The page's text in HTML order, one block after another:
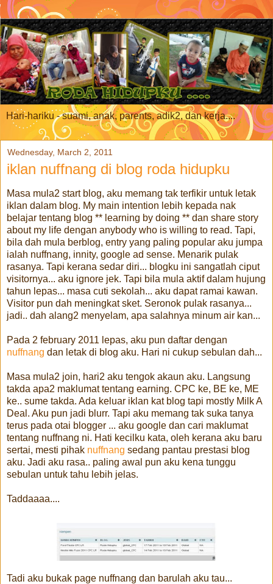
Hari-hariku - suami, anak, parents, adik2, dan kerja....
Wednesday, March 2, 2011
iklan nuffnang di blog roda hidupku
Masa mula2 start blog, aku memang tak terfikir untuk letak
iklan dalam blog. My main intention lebih kepada nak
belajar tentang blog ** learning by doing ** dan share story
about my life dengan anybody who is willing to read. Tapi,
bila dah mula berblog, entry yang paling popular aku jumpa
ialah nuffnang, innity, google ad sense. Menarik pulak
rasanya. Tapi kerana sedar diri... blogku ini sangatlah ciput
visitornya... aku ignore jek. Tapi bila mula aktif dalam hujung
tahun lepas... masa cuti sekolah... aku dapat ramai kawan.
Visitor pun dah meningkat sket. Seronok pulak rasanya...
jadi.. dah alang2 menyelam, apa salahnya minum air kan...
Pada 2 february 2011 lepas, aku pun daftar dengan
nuffnang dan letak di blog aku. Hari ni cukup sebulan dah...
Masa mula2 join, hari2 aku tengok akaun aku. Langsung
takda apa2 maklumat tentang earning. CPC ke, BE ke, ME
ke.. sume takda. Ada keluar iklan kat blog tapi mostly Milk A
Deal. Aku pun jadi blurr. Tapi aku memang tak suka tanya
terus pada otai blogger ... aku google dan cari maklumat
tentang nuffnang ni. Hati kecilku kata, oleh kerana aku baru
sertai, mesti pihak nuffnang sedang pantau prestasi blog
aku. Jadi aku rasa.. paling awal pun aku kena tunggu
sebulan untuk tahu lebih jelas.
Taddaaaa....
Tadi aku bukak page nuffnang dan barulah aku tau...